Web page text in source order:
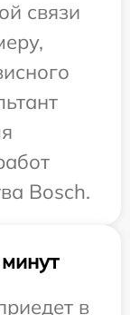
связи
Bosch.
в